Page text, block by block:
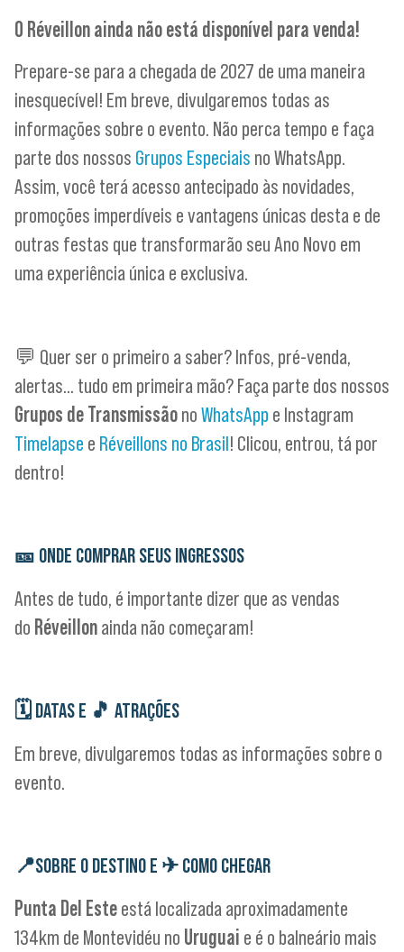
O Réveillon ainda não está disponível para venda!
Prepare-se para a chegada de 2027 de uma maneira
inesquecível! Em breve, divulgaremos todas as
informações sobre o evento. Não perca tempo e faça
parte dos nossos Grupos Especiais no WhatsApp.
Assim, você terá acesso antecipado às novidades,
promoções imperdíveis e vantagens únicas desta e de
outras festas que transformarão seu Ano Novo em
uma experiência única e exclusiva.
💬 Quer ser o primeiro a saber? Infos, pré-venda,
alertas… tudo em primeira mão? Faça parte dos nossos
Grupos de TransmissãonoWhatsApp e Instagram
Timelapse e Réveillons no Brasil! Clicou, entrou, tá por
dentro!
🎫 ONDE COMPRAR SEUS INGRESSOS
Antes de tudo, é importante dizer que as vendas
do Réveillonainda não começaram!
🗓 DATAS E 🎵 ATRAÇÕES
Em breve, divulgaremos todas as informações sobre o
evento.
📍SOBRE O DESTINO E ✈COMO CHEGAR
Punta Del Esteestá localizada aproximadamente
134km de Montevidéu no Uruguai e é o balneário mais